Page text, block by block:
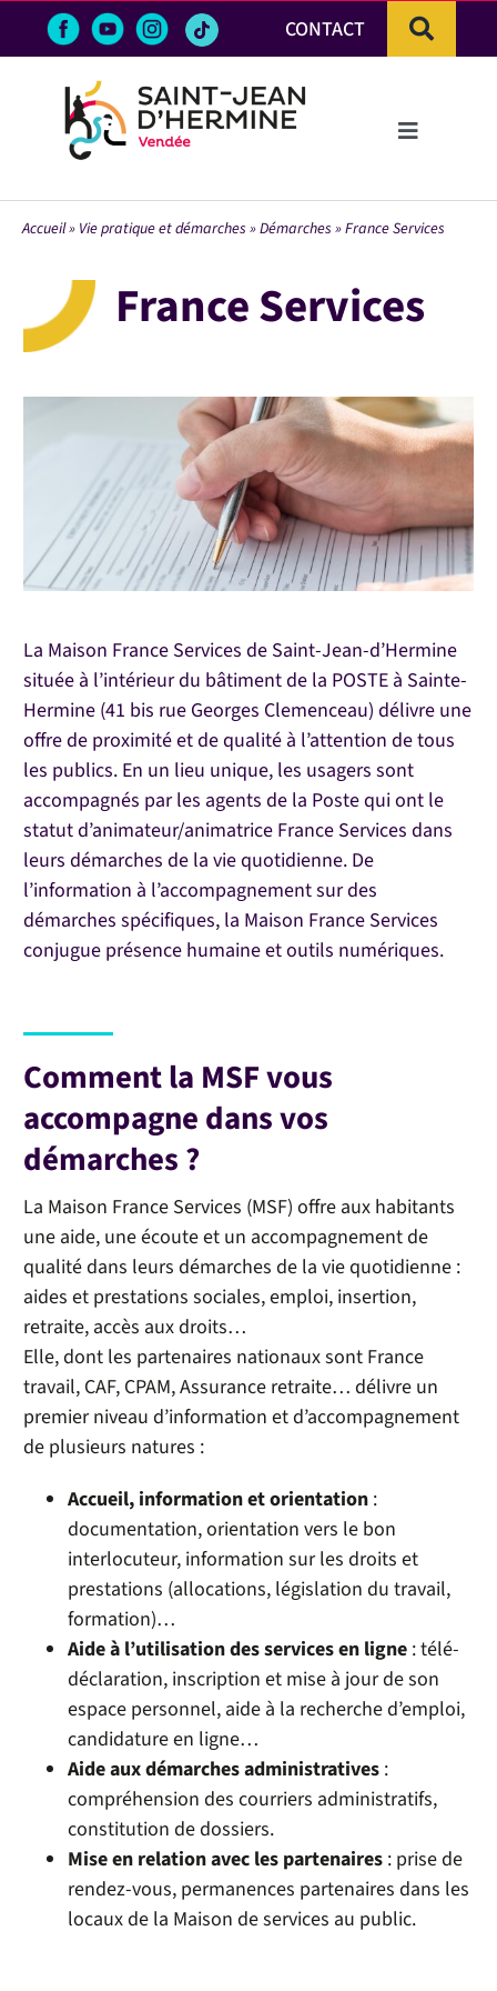
Passer
CONTACT
Toggle
VIE ÉCONOMIQUE
ACTIVITÉS ET LOISIRS
Accueil» Vie pratique et démarches »Démarches »France Services
France Services
La Maison France Services de Saint-Jean-d’Hermine
située à l’intérieur du bâtiment de la POSTE à Sainte-
Hermine (41 bis rue Georges Clemenceau) délivre une
offre de proximité et de qualité à l’attention de tous
les publics. En un lieu unique, les usagers sont
accompagnés par les agents de la Poste qui ont le
statut d’animateur/animatrice France Services dans
leurs démarches de la vie quotidienne. De
l’information à l’accompagnement sur des
démarches spécifiques, la Maison France Services
conjugue présence humaine et outils numériques.
Comment la MSF vous
accompagne dans vos
démarches ?
La Maison France Services (MSF) offre aux habitants
une aide, une écoute et un accompagnement de
qualité dans leurs démarches de la vie quotidienne :
aides et prestations sociales, emploi, insertion,
retraite, accès aux droits…
Elle, dont les partenaires nationaux sont France
travail, CAF, CPAM, Assurance retraite… délivre un
premier niveau d’information et d’accompagnement
de plusieurs natures :
Accueil, information et orientation :
documentation, orientation vers le bon
interlocuteur, information sur les droits et
prestations (allocations, législation du travail,
formation)…
Aide à l’utilisation des services en ligne : télé-
déclaration, inscription et mise à jour de son
espace personnel, aide à la recherche d’emploi,
candidature en ligne…
Aide aux démarches administratives :
compréhension des courriers administratifs,
constitution de dossiers.
Mise en relation avec les partenaires : prise de
rendez-vous, permanences partenaires dans les
locaux de la Maison de services au public.